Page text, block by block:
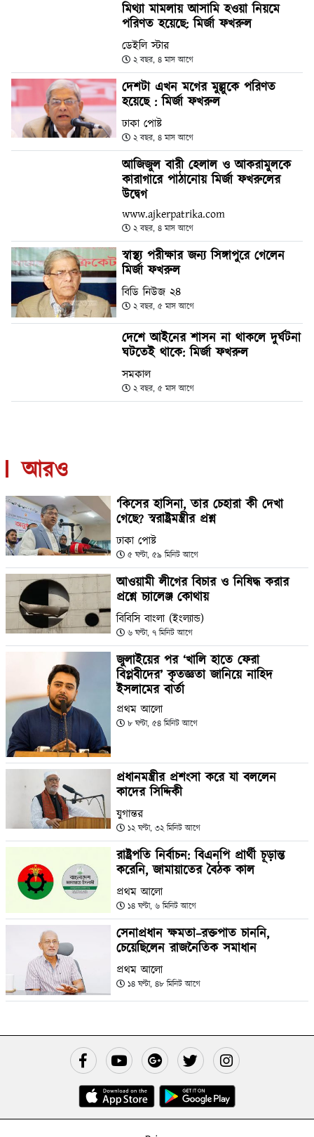
মিথ্যা মামলায় আসামি হওয়া নিয়মে
পরিণত হয়েছে: মির্জা ফখরুল
ডেইলি স্টার
২ বছর, ৪ মাস আগে
দেশটা এখন মগের মুল্লুকে পরিণত
হয়েছে : মির্জা ফখরুল
ঢাকা পোষ্ট
২ বছর, ৪ মাস আগে
আজিজুল বারী হেলাল ও আকরামুলকে
কারাগারে পাঠানোয় মির্জা ফখরুলের
উদ্বেগ
www.ajkerpatrika.com
২ বছর, ৪ মাস আগে
স্বাস্থ্য পরীক্ষার জন্য সিঙ্গাপুরে গেলেন
মির্জা ফখরুল
বিডি নিউজ ২৪
২ বছর, ৫ মাস আগে
দেশে আইনের শাসন না থাকলে দুর্ঘটনা
ঘটতেই থাকে: মির্জা ফখরুল
সমকাল
২ বছর, ৫ মাস আগে
আরও
‘কিসের হাসিনা, তার চেহারা কী দেখা
গেছে? স্বরাষ্ট্রমন্ত্রীর প্রশ্ন
ঢাকা পোষ্ট
৫ ঘণ্টা, ৫৯ মিনিট আগে
আওয়ামী লীগের বিচার ও নিষিদ্ধ করার
প্রশ্নে চ্যালেঞ্জ কোথায়
বিবিসি বাংলা (ইংল্যান্ড)
৬ ঘণ্টা, ৭ মিনিট আগে
জুলাইয়ের পর ‘খালি হাতে ফেরা
বিপ্লবীদের’ কৃতজ্ঞতা জানিয়ে নাহিদ
ইসলামের বার্তা
প্রথম আলো
৮ ঘণ্টা, ৫৪ মিনিট আগে
প্রধানমন্ত্রীর প্রশংসা করে যা বললেন
কাদের সিদ্দিকী
যুগান্তর
১২ ঘণ্টা, ৩২ মিনিট আগে
রাষ্ট্রপতি নির্বাচন: বিএনপি প্রার্থী চূড়ান্ত
করেনি, জামায়াতের বৈঠক কাল
প্রথম আলো
১৪ ঘণ্টা, ৬ মিনিট আগে
সেনাপ্রধান ক্ষমতা–রক্তপাত চাননি,
চেয়েছিলেন রাজনৈতিক সমাধান
প্রথম আলো
১৪ ঘণ্টা, ৪৮ মিনিট আগে